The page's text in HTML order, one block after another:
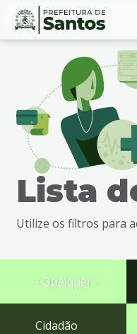
Ir
busca
Ir
rodapé
Conteúdo
Lista
Utilize os filtros para
- Qualquer -
Cidadão